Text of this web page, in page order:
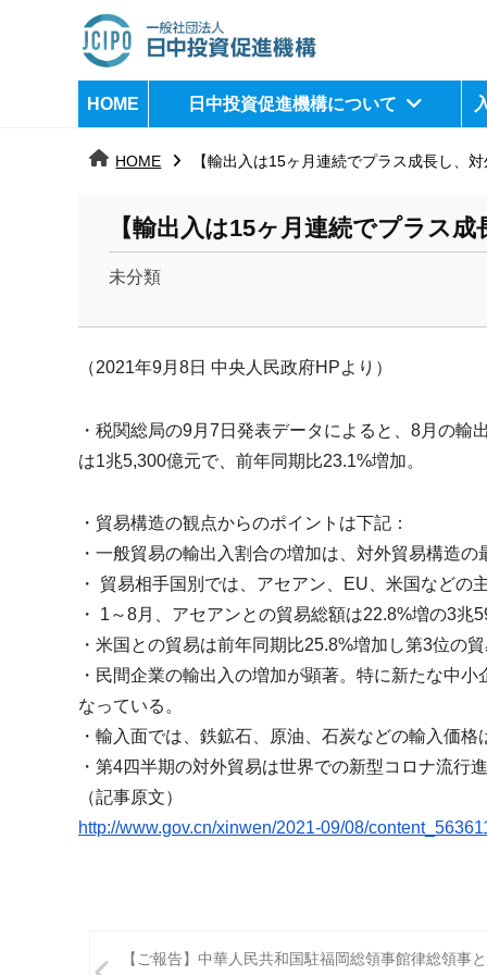
日
中
進
機
j
HOME 日中投資促進機構について
HOME 【輸出入は15ヶ月連続でプラス成長し、
【輸出入は15ヶ月連続でプラス
未分類
k
a
u
i
（2021年9月8日 中央人民政府HPより）
・税関総局の9月7日発表データによると、8月の輸
は1兆5,300億元で、 前年同期比23.1%増加。
・貿易構造の観点からのポイントは下記：
・一般貿易の輸出入割合の増加は、 対外貿易構造の
・ 貿易相手国別では、アセアン、EU、 米国などの
・ 1～8月、アセアンとの貿易総額は22.8%増の3兆
・米国との貿易は前年同期比25.8%増加し第3位の貿
・民間企業の輸出入の増加が顕著。 特に新たな中小
なっている。
・輸入面では、鉄鉱石、原油、石炭などの輸入価格
・ 第4四半期の対外貿易は世界での新型コロナ流行
（記事原文）
http://www.gov.cn/xinwen/2021-09/08/
【ご報告】中華人民共和国駐福岡総領事館律総領事